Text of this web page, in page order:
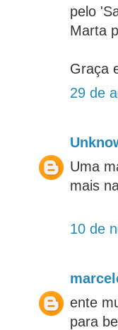
pelo
Marta
Graça
29 de
Uma
mais
10 de
ente
para